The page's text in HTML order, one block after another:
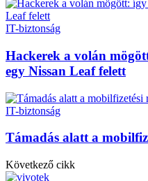
IT-biztonság
Hackerek a volán
egy Nissan Leaf felett
IT-biztonság
Támadás alatt a
Következő cikk